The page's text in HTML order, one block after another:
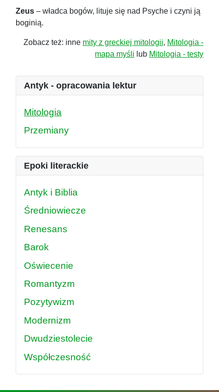
Zeus – władca bogów, lituje się nad Psyche i czyni ją
boginią.
Zobacz też: inne mity z greckiej mitologii, Mitologia -
mapa myśli lub Mitologia - testy
Antyk - opracowania lektur
Mitologia
Przemiany
Epoki literackie
Antyk i Biblia
Średniowiecze
Renesans
Barok
Oświecenie
Romantyzm
Pozytywizm
Modernizm
Dwudziestolecie
Współczesność